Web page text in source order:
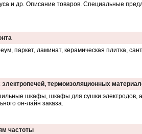
и др. Описание товаров. Специальные
паркет, ламинат, керамическая плитка,
термоизоляционных
шкафы, шкафы для сушки электродов,
он-лайн заказа.
частоты